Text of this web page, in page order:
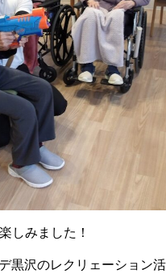
しみました！
黒沢のレクリェーション